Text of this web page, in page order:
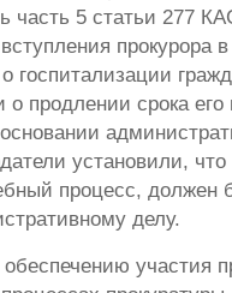
часть 5 статьи 277
прокурора
госпитализации
продлении срока его
установили,
процесс, должен
делу.
участия